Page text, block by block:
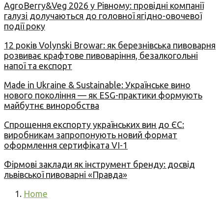
AgroBerry&Veg 2026 у Рівному: провідні компанії
галузі долучаються до головної ягідно-овочевої
події року
12 років Volynski Browar: як березнівська пивоварня
розвиває крафтове пивоваріння, безалкогольні
напої та експорт
Made in Ukraine & Sustainable: Українське вино
нового покоління — як ESG-практики формують
майбутнє виноробства
Спрощення експорту українських вин до ЄС:
виробникам запропонують новий формат
оформлення сертифіката VI-1
Фірмові заклади як інструмент бренду: досвід
львівської пивоварні «Правда»
Home